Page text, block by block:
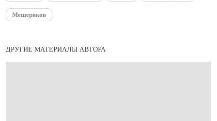
Мещеряков
ДРУГИЕ МАТЕРИАЛЫ АВТОРА